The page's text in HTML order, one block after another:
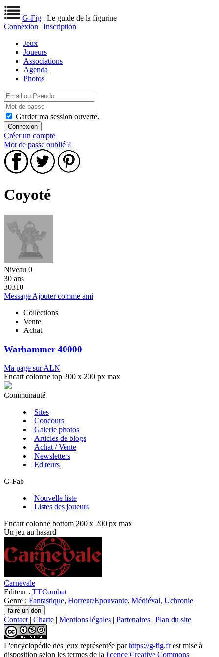
G-Fig : Le guide de la figurine
Connexion | Inscription
Jeux
Joueurs
Associations
Agenda
Photos
Garder ma session ouverte.
Créer un compte
Mot de passe oublié ?
Coyoté
Niveau 0
30 ans
30310
Message Ajouter comme ami
Collections
Vente
Achat
Warhammer 40000
Ma page sur ALN
Encart colonne top 200 x 200 px max
Communauté
Sites
Concours
Galerie photos
Articles de blogs
Achat / Vente
Newsletters
Editeurs
G-Fab
Nouvelle liste
Listes des joueurs
Encart colonne bottom 200 x 200 px max
Un jeu au hasard
Carnevale
Editeur : TTCombat
Genre : Fantastique, Horreur/Epouvante, Médiéval, Uchronie
Contact | Charte | Mentions légales | Partenaires | Plan du site
L'encyclopédie des jeux représentée parhttps://g-fig.frest mise à
disposition selon les termes de la licence Creative Commons